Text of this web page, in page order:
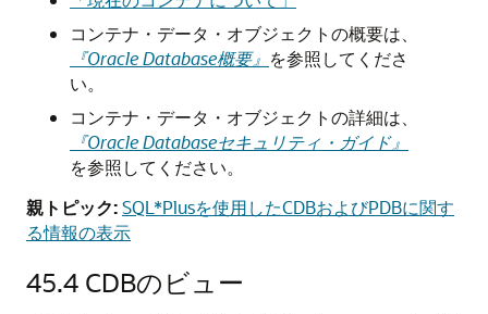
コンテナ・データ・オブジェクトの概要は、
『Oracle Database概要』 を参照してくださ
い。
コンテナ・データ・オブジェクトの詳細は、
『Oracle Databaseセキュリティ・ガイド』
を参照してください。
親トピック:SQL*Plusを使用したCDBおよびPDBに関す
る情報の表示
45.4 CDBのビュー